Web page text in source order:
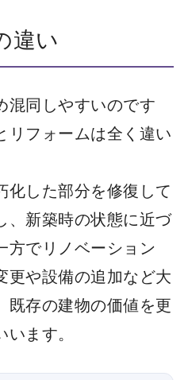
違い
混同しやすいのです
リフォームは全く違い
化した部分を修復して
、新築時の状態に近づ
方でリノベーション
更や設備の追加など大
既存の建物の価値を更
ます。